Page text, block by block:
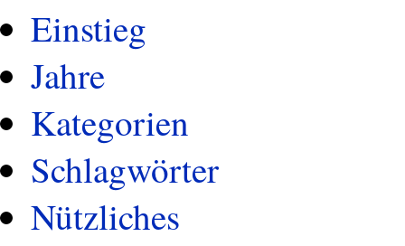
Einstieg
Jahre
Kategorien
Schlagwörter
Nützliches